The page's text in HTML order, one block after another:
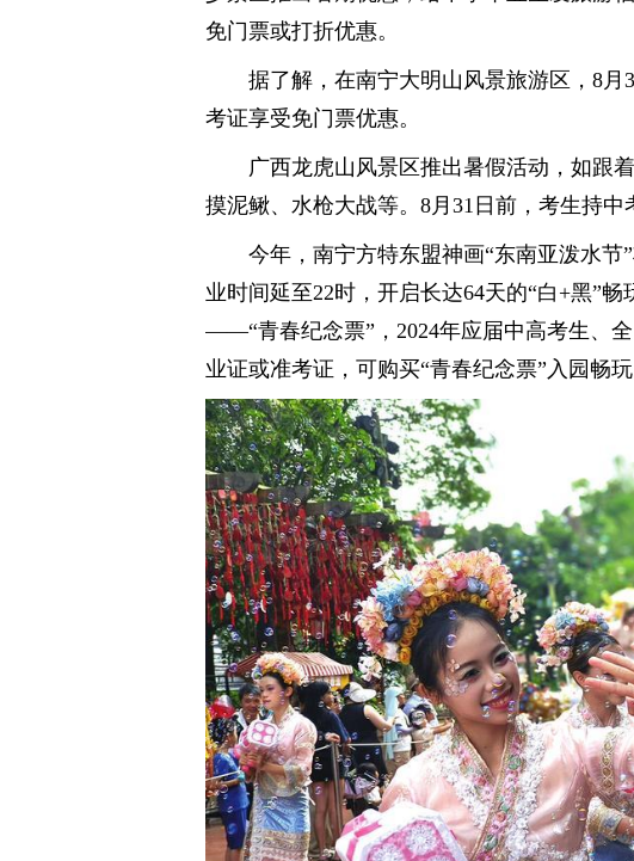
免门票或打折优惠。
据了解，在南宁大明山风景旅游区，8
考证享受免门票优惠。
广西龙虎山风景区推出暑假活动，如跟
摸泥鳅、水枪大战等。8月31日前，考生持中
今年，南宁方特东盟神画“东南亚泼水
业时间延至22时，开启长达64天的“白+黑”
——“青春纪念票”，2024年应届中高考生、
业证或准考证，可购买“青春纪念票”入园畅玩